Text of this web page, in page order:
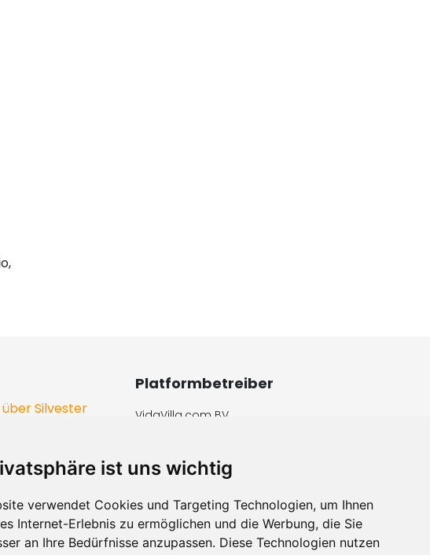
ist uns wichtig
verwendet Cookies und Targeting Technologien, um Ihnen
Internet-Erlebnis zu ermöglichen und die Werbung, die Sie
an Ihre Bedürfnisse anzupassen. Diese Technologien nutzen
Silvester
Platformbetreiber
VidaVilla.com BV
Telefon: +31854016545
Ust-ID: NL855781919B01